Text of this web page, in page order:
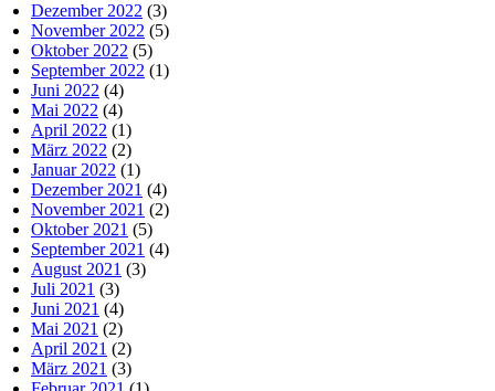
Dezember 2022 (3)
November 2022 (5)
Oktober 2022 (5)
September 2022 (1)
Juni 2022 (4)
Mai 2022 (4)
April 2022 (1)
März 2022 (2)
Januar 2022 (1)
Dezember 2021 (4)
November 2021 (2)
Oktober 2021 (5)
September 2021 (4)
August 2021 (3)
Juli 2021 (3)
Juni 2021 (4)
Mai 2021 (2)
April 2021 (2)
März 2021 (3)